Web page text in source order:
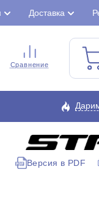
Доставка
Сравнение
Версия в PDF